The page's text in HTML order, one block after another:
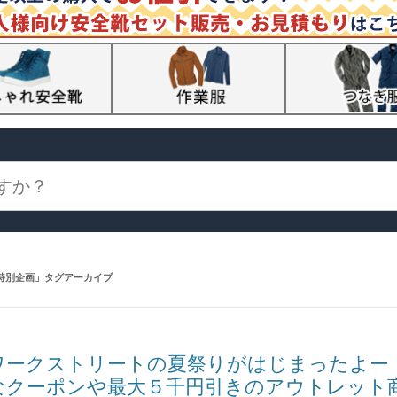
別企画 」タグアーカイブ
ークストリートの夏祭りがはじまったよー
クーポンや最大５千円引きのアウトレッ